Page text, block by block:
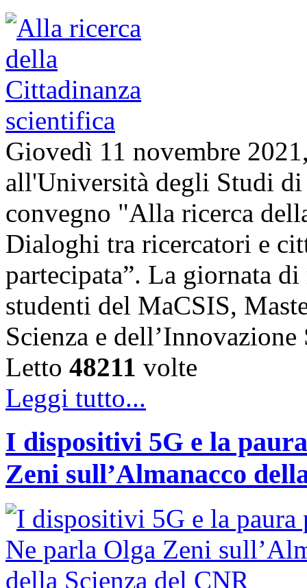
Giovedì 11 novembre
all'Università degli Studi
convegno "Alla ricerca
Dialoghi tra ricercatori e
partecipata”. La giornata
studenti del MaCSIS,
Scienza e
Letto 48211 volte
Leggi tutto...
I dispositivi 5G e la
Zeni sull’Almanacco